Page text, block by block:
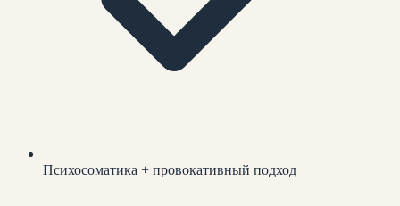
Психосоматика + провокативный подход